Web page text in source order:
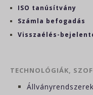
ISO tanúsítvány
Számla befogadás
Visszaélés-
TECHNOLÓGIÁK,
Állványrendszerek